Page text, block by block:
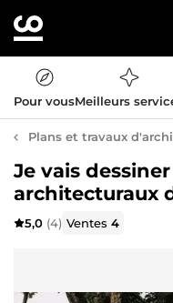
Pour vousMeilleurs
Plans et travaux
Je vais
architecturaux
5,0 (4) Ventes4